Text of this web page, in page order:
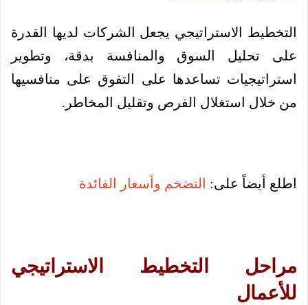
التخطيط الاستراتيجي يجعل الشركات لديها القدرة
على تحليل السوق والمنافسة بدقة، وتطوير
استراتيجيات تساعدها على التفوق على منافسيها
من خلال استغلال الفرص وتقليل المخاطر.
اطلع أيضاً على: التضخم وأسعار الفائدة
مراحل التخطيط الاستراتيجي
للأعمال